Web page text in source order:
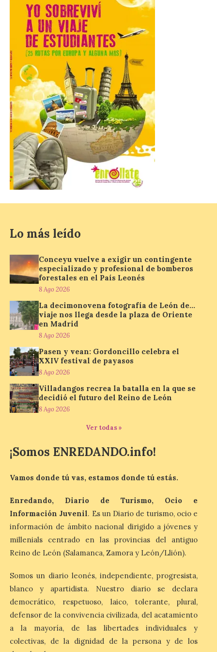
agosto
8 Ago 2026
El parque amplía su
horario y refuerza los
transportes y la
hostelería. En Alto
Campoo continuará la
programación musical de Estación
Sonora. Peña Cabarga, elegido lugar
preferente en la comunidad autónoma,
contará con un dispositivo especial de
seguridad y acceso […]
Gijon prohíbe el baño en
San Lorenzo, Poniente y
Arbeyal el día del eclipse a
puntos de la ciudad, por lo
que no será necesario
desplazarse y se
recomienda no acudir a Gijón/Xixón en
coche ni usarlo ese día. Los accesos a
la Campa Torres y La […]
La decimonovena
fotografía de León de…
viaje nos llega desde la
plaza de Oriente en
Madrid
8 Ago 2026
Nueva edición de León
de…viaje. Una iniciativa
juvenil de la Asociación
Enróllate, la Asociación
Turismo, Ocio e Información para
jóvenes “Enredando.info”. Pilar Aller Aller
Los minerales y sus usos
más comunes centran la
nueva exposición del
Museo de la Siderurgia y
La exposición que se
de agosto a las doce y
media de la mañana,
durante la ‘Feria de
Lo más leído
Conceyu vuelve a exigir un contingente
especializado y profesional de bomberos
forestales en el País Leonés
8 Ago 2026
La decimonovena fotografía de León de…
viaje nos llega desde la plaza de Oriente
en Madrid
8 Ago 2026
Pasen y vean: Gordoncillo celebra el
XXIV festival de payasos
8 Ago 2026
Villadangos recrea la batalla en la que se
decidió el futuro del Reino de León
8 Ago 2026
Ver todas »
¡Somos ENREDANDO.info!
Vamos donde tú vas, estamos donde tú estás.
Enredando, Diario de Turismo, Ocio e
Información Juvenil. Es un Diario de turismo, ocio e
información de ámbito nacional dirigido a jóvenes y
millenials centrado en las provincias del antiguo
Reino de León (Salamanca, Zamora y León/Llión).
Somos un diario leonés, independiente, progresista,
blanco y apartidista. Nuestro diario se declara
democrático, respetuoso, laico, tolerante, plural,
defensor de la convivencia civilizada, del acatamiento
a la mayoría, de las libertades individuales y
colectivas, de la dignidad de la persona y de los